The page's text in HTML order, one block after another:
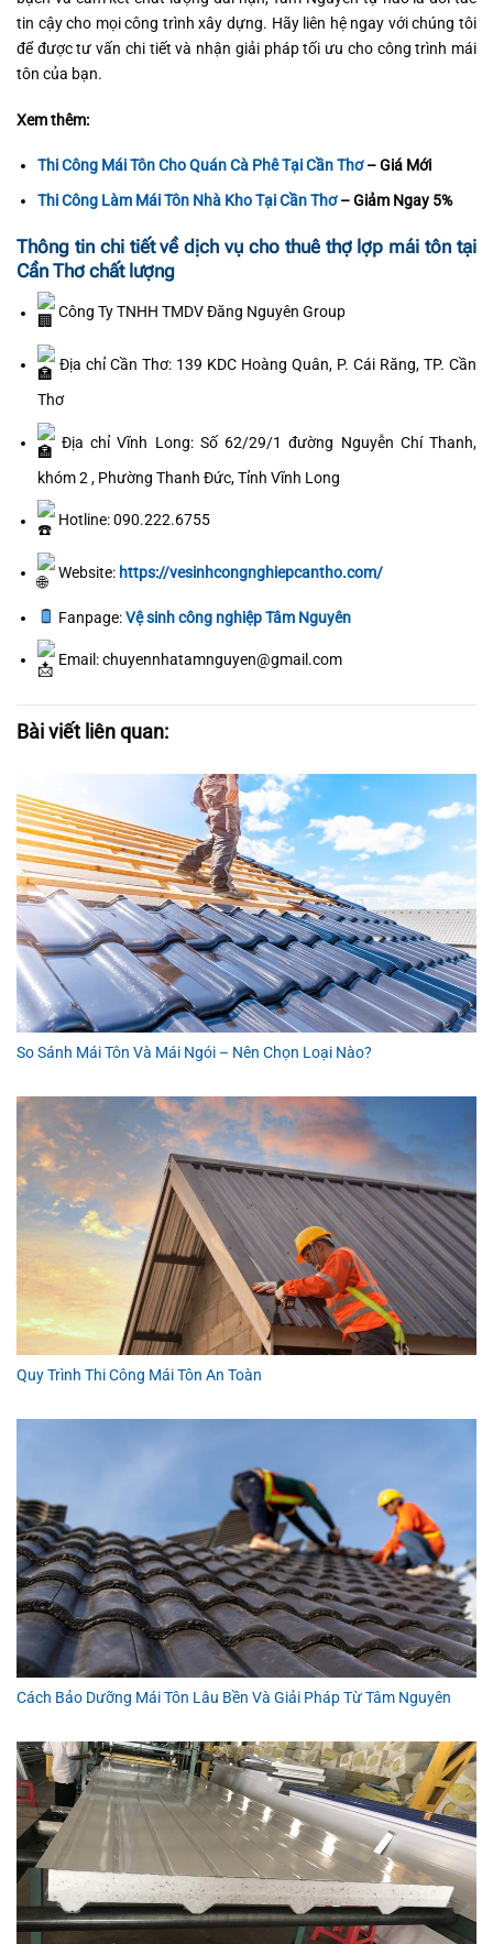
tin cậy cho mọi công trình xây dựng. Hãy liên hệ ngay với chúng tôi
để được tư vấn chi tiết và nhận giải pháp tối ưu cho công trình mái
tôn của bạn.
Xem thêm:
Thi Công Mái Tôn Cho Quán Cà Phê Tại Cần Thơ– Giá Mới
Thi Công Làm Mái Tôn Nhà Kho Tại Cần Thơ– Giảm Ngay 5%
Thông tin chi tiết về dịch vụ cho thuê thợ lợp mái tôn tại
Cần Thơ chất lượng
Công Ty TNHH TMDV Đăng Nguyên Group
Địa chỉ Cần Thơ: 139 KDC Hoàng Quân, P. Cái Răng, TP. Cần
Thơ
Địa chỉ Vĩnh Long: Số 62/29/1 đường Nguyễn Chí Thanh,
khóm 2 , Phường Thanh Đức, Tỉnh Vĩnh Long
Hotline: 090.222.6755
Website: https://vesinhcongnghiepcantho.com/
Fanpage:Vệ sinh công nghiệp Tâm Nguyên
Email: chuyennhatamnguyen@gmail.com
Bài viết liên quan:
So Sánh Mái Tôn Và Mái Ngói – Nên Chọn Loại Nào?
Quy Trình Thi Công Mái Tôn An Toàn
Cách Bảo Dưỡng Mái Tôn Lâu Bền Và Giải Pháp Từ Tâm Nguyên